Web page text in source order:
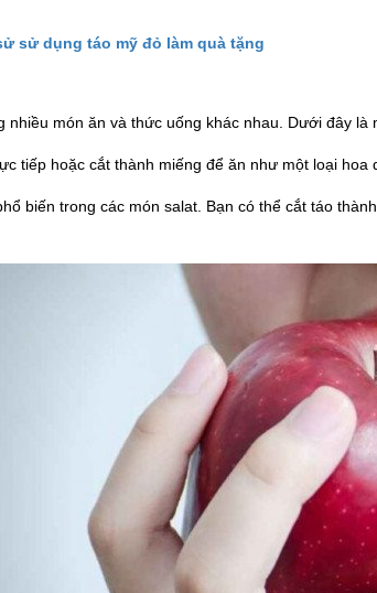
sử dụng táo mỹ đỏ làm quà tặng
nhiều món ăn và thức uống khác nhau. Dưới đây là
tiếp hoặc cắt thành miếng để ăn như một loại
biến trong các món salat. Bạn có thể cắt táo